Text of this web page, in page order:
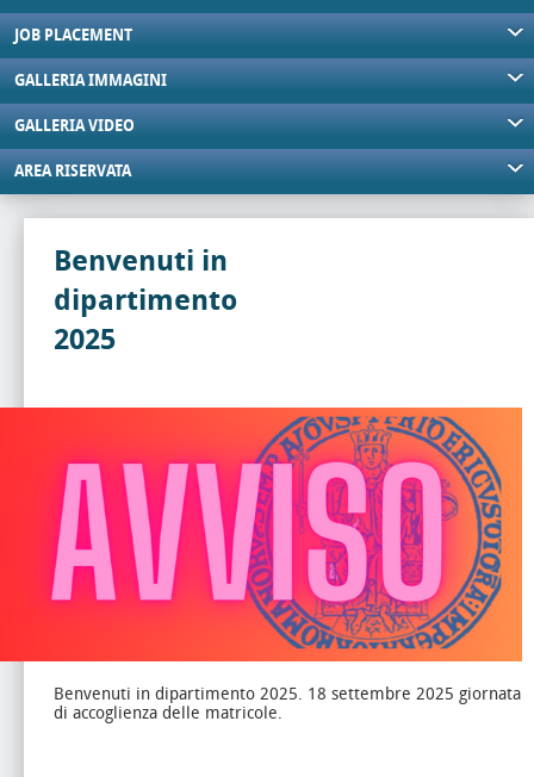
JOB PLACEMENT
GALLERIA IMMAGINI
GALLERIA VIDEO
AREA RISERVATA
Benvenuti in
dipartimento
2025
Benvenuti in dipartimento 2025. 18 settembre 2025 giornata
di accoglienza delle matricole.